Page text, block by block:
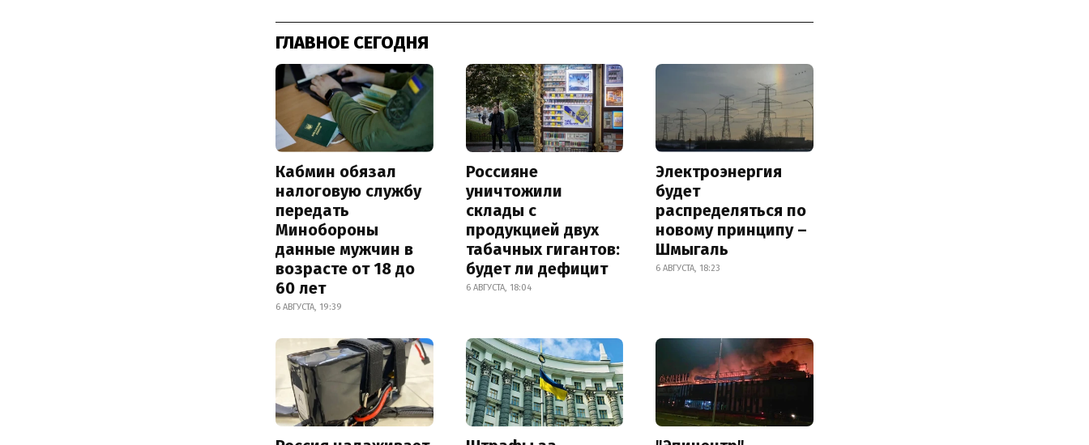
ГЛАВНОЕ СЕГОДНЯ
Кабмин обязал
налоговую службу
передать
Минобороны
данные мужчин в
возрасте от 18 до
60 лет
6 АВГУСТА, 19:39
Россияне
уничтожили
склады с
продукцией двух
табачных гигантов:
будет ли дефицит
6 АВГУСТА, 18:04
Электроэнергия
будет
распределяться по
новому принципу –
Шмыгаль
6 АВГУСТА, 18:23